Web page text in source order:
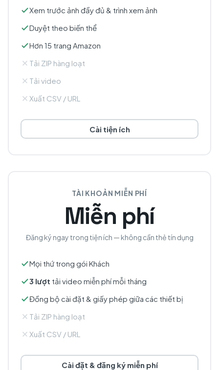
Xem trước ảnh đầy đủ & trình xem ảnh
Duyệt theo biến thể
Hơn 15 trang Amazon
Tải ZIP hàng loạt
Tải video
Xuất CSV / URL
Cài tiện ích
TÀI KHOẢN MIỄN PHÍ
Miễn phí
Đăng ký ngay trong tiện ích — không cần thẻ tín dụng
Mọi thứ trong gói Khách
3 lượt tải video miễn phí mỗi tháng
Đồng bộ cài đặt & giấy phép giữa các thiết bị
Tải ZIP hàng loạt
Xuất CSV / URL
Cài đặt & đăng ký miễn phí